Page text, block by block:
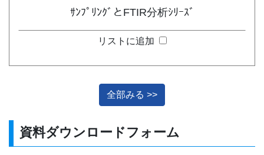
ｻﾝﾌﾟﾘﾝｸﾞとFTIR分析ｼﾘｰｽﾞ
リストに追加
全部みる >>
資料ダウンロードフォーム